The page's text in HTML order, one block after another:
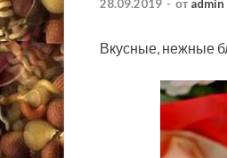
28.09.2019 - от admin
Вкусные, нежные